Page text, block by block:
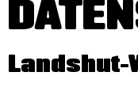
Landshut-